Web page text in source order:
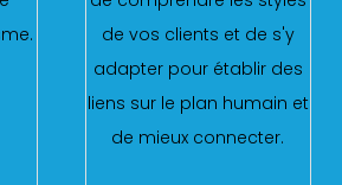
de vos clients et de s'y
adapter pour établir des
liens sur le plan humain et
de mieux connecter.